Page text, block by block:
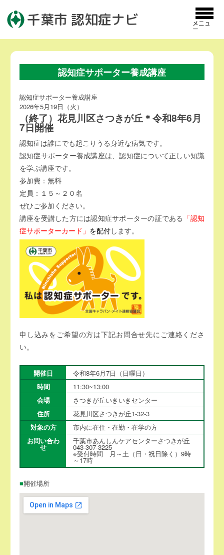
千葉市 認知症ナビ メニュ
ー
認知症サポーター養成講座
認知症サポーター養成講座
2026年5月19日（火）
（終了）花見川区さつきが丘＊令和8年6月
7日開催
認知症は誰にでも起こりうる身近な病気です。
認知症サポーター養成講座は、認知症について正しい知識
を学ぶ講座です。
参加費：無料
定員：１５～２０名
ぜひご参加ください。
講座を受講した方には認知症サポーターの証である 「認知
症サポーターカード」 を配付します。
申し込みをご希望の方は下記お問合せ先にご連絡くださ
い。
開催日
令和8年6月7日（日曜日）
時間
11:30~13:00
会場
さつきが丘いきいきセンター
住所
花見川区さつきが丘1-32-3
対象の方
市内に在住・在勤・在学の方
お問い合わ
せ
千葉市あんしんケアセンターさつきが丘
043-307-3225
※受付時間 月～土（日・祝日除く）9時
～17時
開催場所